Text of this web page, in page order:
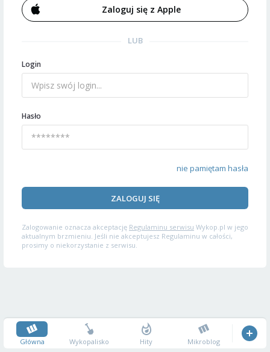
Zaloguj się z Apple
LUB
Login
Hasło
nie pamiętam hasła
ZALOGUJ SIĘ
Zalogowanie oznacza akceptację Regulaminu serwisu Wykop.pl w jego
aktualnym brzmieniu. Jeśli nie akceptujesz Regulaminu w całości,
prosimy o niekorzystanie z serwisu.
Główna Wykopalisko Hity Mikroblog